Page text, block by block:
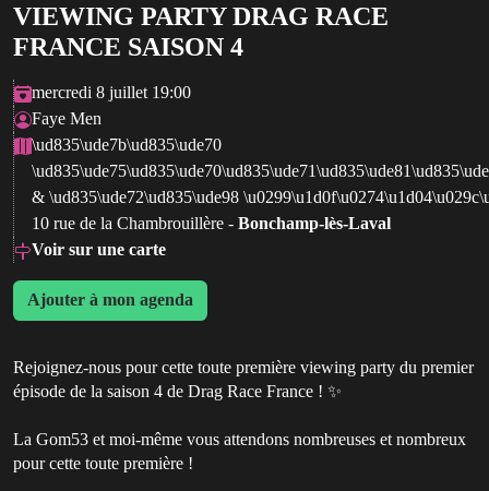
VIEWING PARTY DRAG RACE
FRANCE SAISON 4
mercredi 8 juillet 19:00
Faye Men
\ud835\ude7b\ud835\ude70
& \ud835\ude72\ud835\ude98
10 rue de la Chambrouillère - Bonchamp-lès-Laval
Voir sur une carte
Ajouter à mon agenda
Rejoignez-nous pour cette toute première viewing party du premier
épisode de la saison 4 de Drag Race France ! ✨
La Gom53 et moi-même vous attendons nombreuses et nombreux
pour cette toute première !